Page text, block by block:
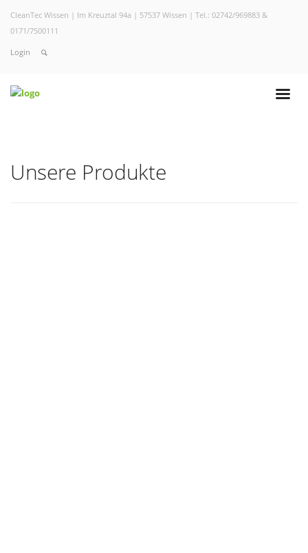
CleanTec Wissen | Im Kreuztal 94a | 57537 Wissen | Tel.: 02742/969883 &
0171/7500111
Login
Unsere Produkte